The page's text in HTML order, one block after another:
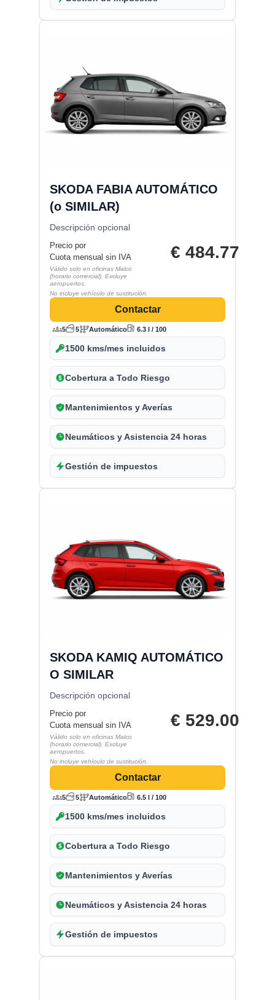
SKODA FABIA AUTOMÁTICO
(o SIMILAR)
Descripción opcional
Precio por
Cuota mensual sin IVA
Válido solo en oficinas Malco
(horario comercial). Excluye
aeropuertos.
No incluye vehículo de sustitución.
€ 484.77
Contactar
5 5 Automático 6.3 l / 100
1500 kms/mes incluidos
Cobertura a Todo Riesgo
Mantenimientos y Averías
Neumáticos y Asistencia 24 horas
Gestión de impuestos
SKODA KAMIQ AUTOMÁTICO
O SIMILAR
Descripción opcional
Precio por
Cuota mensual sin IVA
Válido solo en oficinas Malco
(horario comercial). Excluye
aeropuertos.
No incluye vehículo de sustitución.
€ 529.00
Contactar
5 5 Automático 6.5 l / 100
1500 kms/mes incluidos
Cobertura a Todo Riesgo
Mantenimientos y Averías
Neumáticos y Asistencia 24 horas
Gestión de impuestos